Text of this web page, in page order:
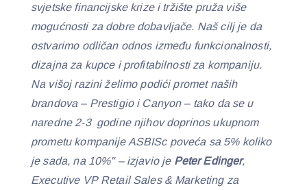
svjetske financijske krize i tržište pruža više
mogućnosti za dobre dobavljače. Naš cilj je da
ostvarimo odličan odnos između funkcionalnosti,
dizajna za kupce i profitabilnosti za kompaniju.
Na višoj razini želimo podići promet naših
brandova – Prestigio i Canyon – tako da se u
naredne 2-3 godine njihov doprinos ukupnom
prometu kompanije ASBISc poveća sa 5% koliko
je sada, na 10%" – izjavio je Peter Edinger,
Executive VP Retail Sales & Marketing za